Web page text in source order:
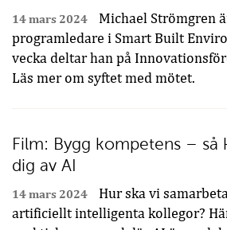
14 mars 2024
Michael Strömgren
programledare i Smart Built
vecka deltar han på
Läs mer om syftet med mötet.
Film: Bygg kompetens – så
dig av AI
14 mars 2024
Hur ska vi
artificiellt intelligenta kollegor?